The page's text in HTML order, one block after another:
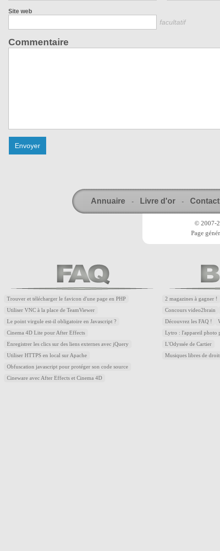
Site web
facultatif
Commentaire
Annuaire - Livre d'or - Contact
© 2007-
Page
Trouver et télécharger le favicon d'une page en PHP
Utiliser VNC à la place de TeamViewer
Le point virgule est-il obligatoire en Javascript ?
Cinema 4D Lite pour After Effects
Enregistrer les clics sur des liens externes avec jQuery
Utiliser HTTPS en local sur Apache
Obfuscation javascript pour protéger son code source
Cineware avec After Effects et Cinema 4D
2 magazines à gagner !
Concours video2brain
Découvrez les FAQ !
Lytro : l'appareil photo
L'Odyssée de Cartier
Musiques libres de